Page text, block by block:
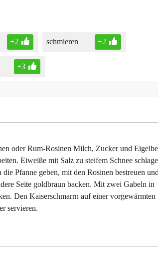
+2 schmieren +2
+3
oder Rum-Rosinen Milch, Zucker und Eigelbe
Eiweiße mit Salz zu steifem Schnee
Pfanne geben, mit den Rosinen bestreuen und
Seite goldbraun backen. Mit zwei Gabeln in
Den Kaiserschmarrn auf einer vorgewärmten
servieren.